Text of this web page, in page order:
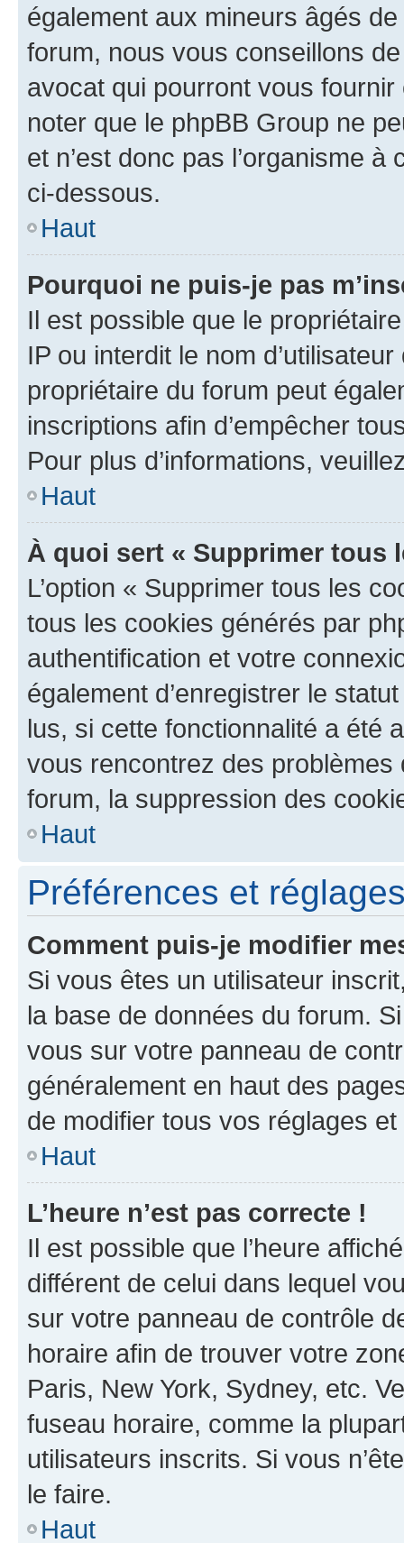
également aux mineurs âgés
forum, nous vous conseillons
avocat qui pourront vous
noter que le phpBB Group ne
et n’est donc pas l’organisme
ci-dessous.
Haut
Pourquoi ne puis-je pas
Il est possible que le
IP ou interdit le nom
propriétaire du forum peut
inscriptions afin d’empêcher
Pour plus d’informations,
Haut
À quoi sert « Supprimer tous
L’option « Supprimer tous les
tous les cookies générés par
authentification et votre
également d’enregistrer le
lus, si cette fonctionnalité a été
vous rencontrez des
forum, la suppression des
Haut
Préférences et
Comment puis-je modifier
Si vous êtes un utilisateur
la base de données du forum.
vous sur votre panneau de
généralement en haut des
de modifier tous vos réglages
Haut
L’heure n’est pas correcte !
Il est possible que l’heure
différent de celui dans lequel
sur votre panneau de contrôle
horaire afin de trouver votre
Paris, New York, Sydney, etc.
fuseau horaire, comme la
utilisateurs inscrits. Si vous
le faire.
Haut